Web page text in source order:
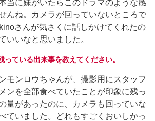
当に妹がいたらこのドラマのような感
んね。カメラが回っていないところで
さんが気さくに話しかけてくれたの
いいなと思いました。
っている出来事を教えてください。
モンロウちゃんが、撮影用にスタッフ
ンを全部食べていたことが印象に残っ
量があったのに、カメラも回っていな
ていました。どれもすごくおいしかっ